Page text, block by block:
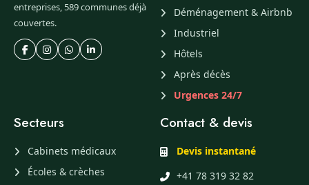
entreprises, 589 communes déjà
couvertes.
Déménagement & Airbnb
Industriel
Hôtels
Après décès
Urgences 24/7
Secteurs
Cabinets médicaux
Écoles & crèches
Contact & devis
Devis instantané
+41 78 319 32 82